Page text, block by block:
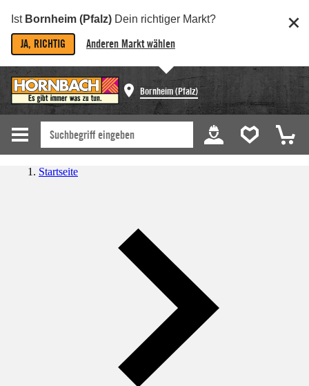
Ist Bornheim (Pfalz) Dein richtiger Markt?
JA, RICHTIG Anderen Markt wählen
Bornheim (Pfalz)
Startseite